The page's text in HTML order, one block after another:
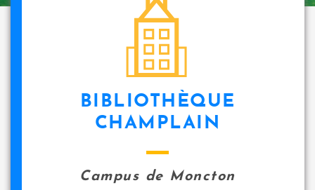
BIBLIOTHÈQUE
CHAMPLAIN
Campus de Moncton